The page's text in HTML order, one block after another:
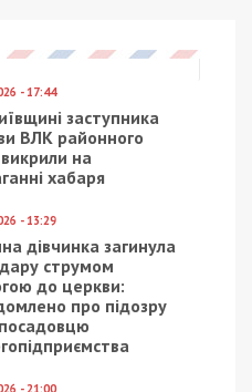
в Україні не вистачає
на рівні держави ще
про обов’язкове
У тому числі в
будівельник
будувати житловий
буде тільки тоді
таким, що
в ньому передбачено
людей, яка